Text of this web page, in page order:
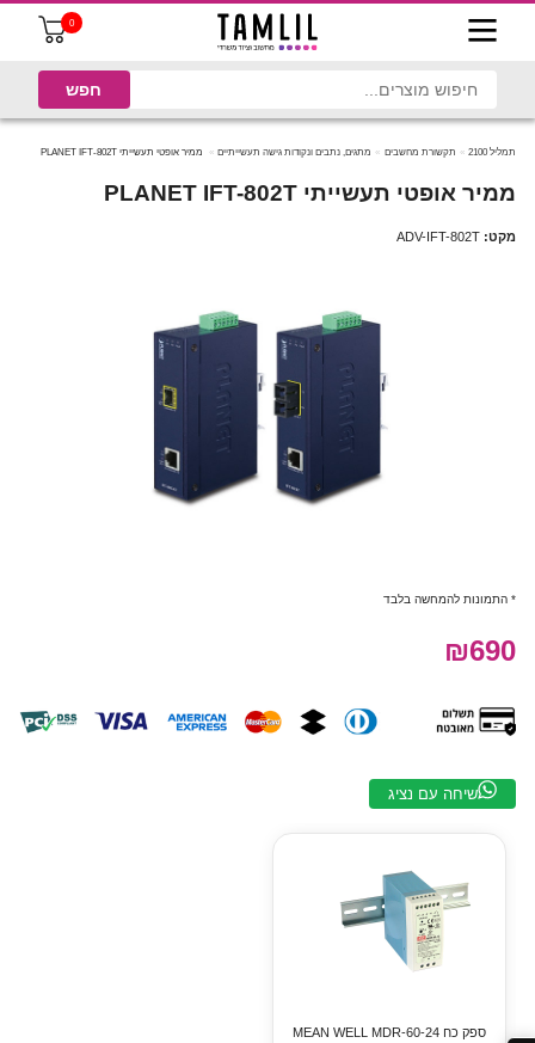
0
תמליל 2100 תקשורת מחשבים מתגים, נתבים ונקודות גישה תעשייתיים ממיר אופטי תעשייתי PLANET IFT-802T
ממיר אופטי תעשייתי PLANET IFT-802T
מקט: ADV-IFT-802T
* התמונות להמחשה בלבד
₪690
שיחה עם נציג
ספק כח MEAN WELL MDR-60-24